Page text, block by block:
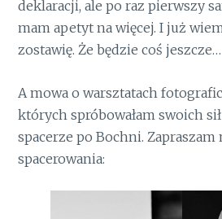
deklaracji, ale po raz pierwszy
mam apetyt na więcej. I już
zostawię. Że będzie coś jeszcze…
A mowa o warsztatach
których spróbowałam swoich
spacerze po Bochni.
spacerowania: